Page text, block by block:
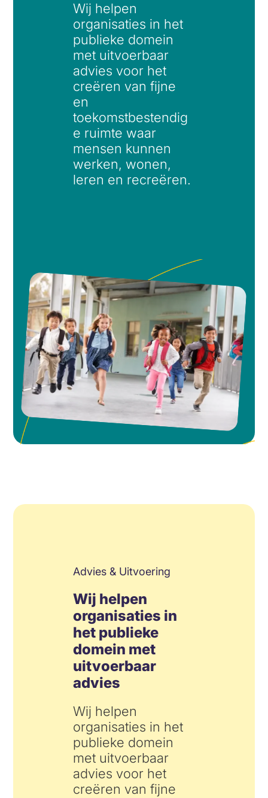
Wij helpen
organisaties in het
publieke domein
met uitvoerbaar
advies voor het
creëren van fijne
en
toekomstbestendig
e ruimte waar
mensen kunnen
werken, wonen,
leren en recreëren.
Advies & Uitvoering
Wij helpen
organisaties in
het publieke
domein met
uitvoerbaar
advies
Wij helpen
organisaties in het
publieke domein
met uitvoerbaar
advies voor het
creëren van fijne